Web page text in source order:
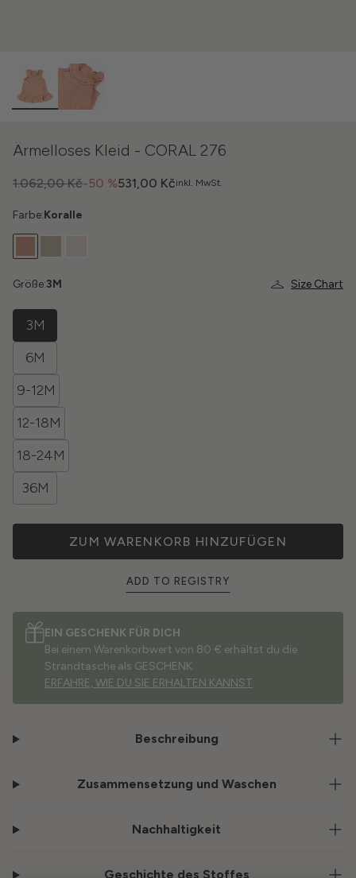
Ärmelloses Kleid - CORAL 276
inkl. MwSt.
-50 %
1.062,00 Kč 531,00 Kč
Farbe:Koralle
Size Chart
Größe:3M
3M
6M
9-12M
12-18M
18-24M
36M
ZUM WARENKORB HINZUFÜGEN
ADD TO REGISTRY
EIN GESCHENK FÜR DICH
Bei einem Warenkorbwert von 80 € erhältst du die
Strandtasche als GESCHENK.
ERFAHRE, WIE DU SIE ERHALTEN KANNST
Beschreibung
Zusammensetzung und Waschen
Nachhaltigkeit
Geschichte des Stoffes